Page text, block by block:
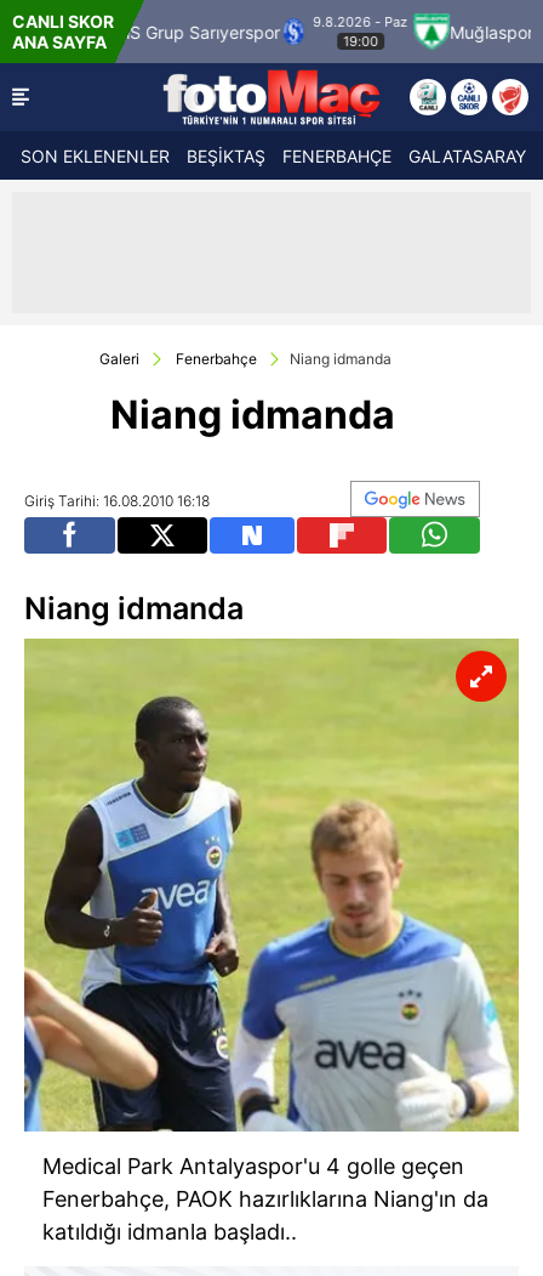
CANLI SKOR
ANA SAYFA
Sarıyerspor
9.8.2026 - Paz
19:00
Muğlaspor Vanspor
SON EKLENENLER BEŞİKTAŞ FENERBAHÇE GALATASARAY
Galeri Fenerbahçe Niang idmanda
Niang idmanda
Giriş Tarihi: 16.08.2010 16:18
Niang idmanda
Medical Park Antalyaspor'u 4 golle geçen
Fenerbahçe, PAOK hazırlıklarına Niang'ın da
katıldığı idmanla başladı..